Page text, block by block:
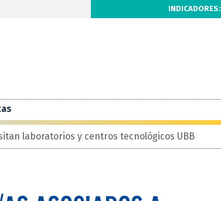
INDICADORES:
laboratorios y centros tecnológicos UBB